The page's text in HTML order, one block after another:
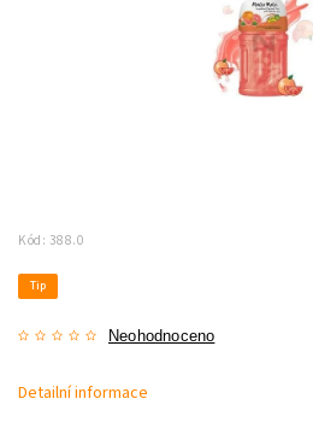
Kód: 388.0
Tip
Neohodnoceno
Detailní informace